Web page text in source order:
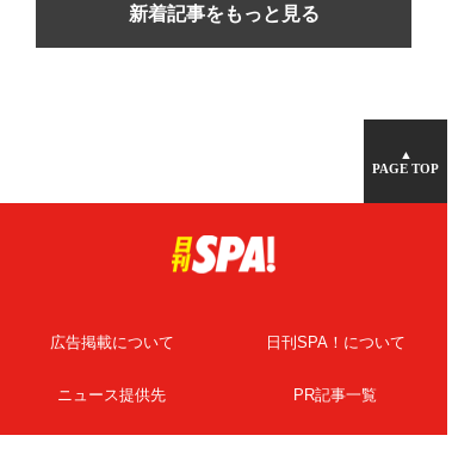
新着記事をもっと見る
▲
PAGE TOP
広告掲載について 日刊SPA！について
ニュース提供先 PR記事一覧